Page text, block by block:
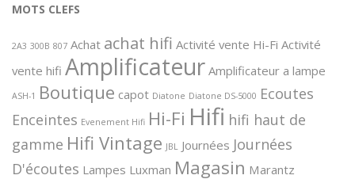
MOTS CLEFS
2A3 300B 807 Achat achat hifi Activité vente Hi-Fi Activité
vente hifi Amplificateur Amplificateur a lampe
ASH-1 Boutique capot Diatone Diatone DS-5000 Ecoutes
Enceintes Evenement Hifi Hi-Fi Hifi hifi haut de
gamme Hifi Vintage JBL Journées Journées
D'écoutes Lampes Luxman Magasin Marantz